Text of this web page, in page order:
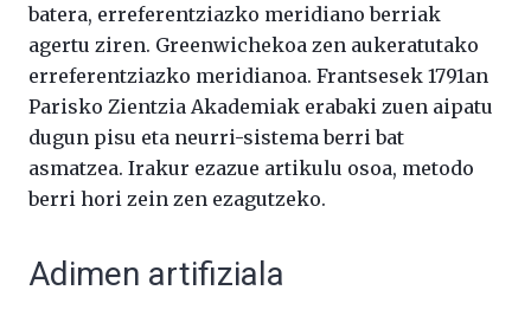
batera, erreferentziazko meridiano berriak
agertu ziren. Greenwichekoa zen aukeratutako
erreferentziazko meridianoa. Frantsesek 1791an
Parisko Zientzia Akademiak erabaki zuen aipatu
dugun pisu eta neurri-sistema berri bat
asmatzea. Irakur ezazue artikulu osoa, metodo
berri hori zein zen ezagutzeko.
Adimen artifiziala